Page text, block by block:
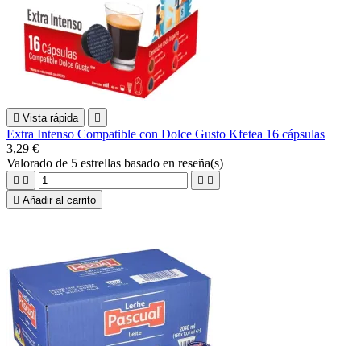
 Vista rápida 
Extra Intenso Compatible con Dolce Gusto Kfetea 16 cápsulas
3,29 €
Valorado de 5 estrellas basado en reseña(s)
   
 Añadir al carrito